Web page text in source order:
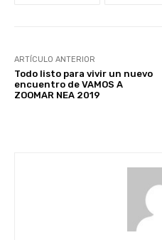
ARTÍCULO ANTERIOR
Todo listo para vivir un nuevo
encuentro de VAMOS A
ZOOMAR NEA 2019